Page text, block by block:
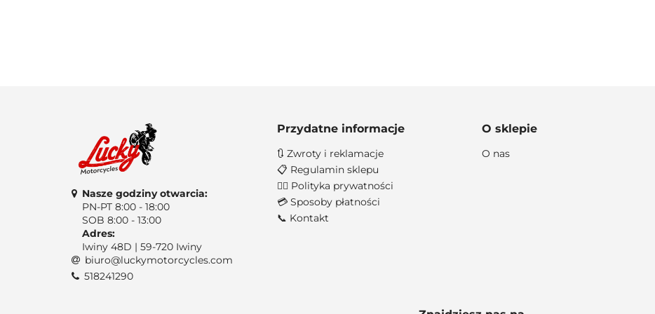
Nasze godziny otwarcia:
PN-PT 8:00 - 18:00
SOB 8:00 - 13:00
Adres:
Iwiny 48D | 59-720 Iwiny
biuro@luckymotorcycles.com
518241290
Przydatne informacje
🔃 Zwroty i reklamacje
📋 Regulamin sklepu
🐱‍👤 Polityka prywatności
💳 Sposoby płatności
📞 Kontakt
O sklepie
O nas